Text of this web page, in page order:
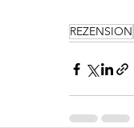
REZENSION